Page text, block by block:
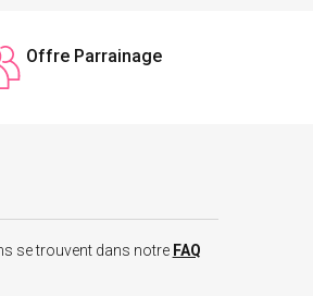
Offre Parrainage
se trouvent dans notre FAQ